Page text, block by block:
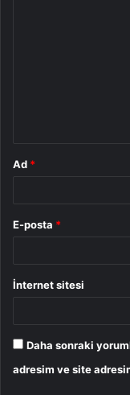
Ad *
E-posta *
İnternet sitesi
Daha sonraki
adresim ve site